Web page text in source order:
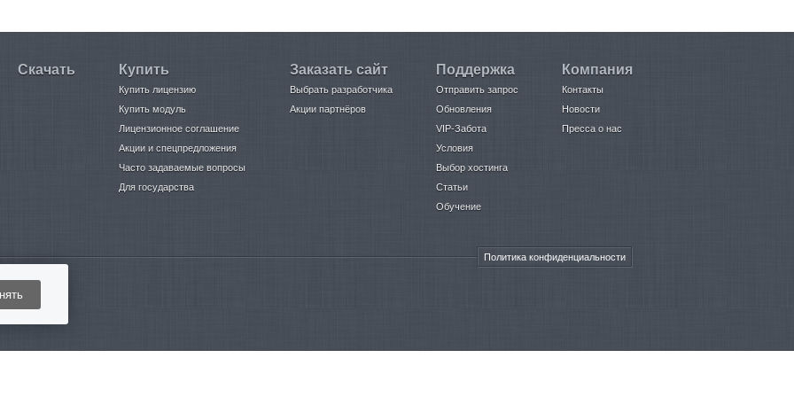
Скачать Купить
Купить лицензию
Купить модуль
Лицензионное соглашение
Акции и спецпредложения
Часто задаваемые вопросы
Для государства
Заказать сайт
Выбрать разработчика
Акции партнёров
Поддержка
Отправить запрос
Обновления
VIP-Забота
Условия
Выбор хостинга
Статьи
Обучение
Компания
Контакты
Новости
Пресса о нас
Политика конфиденциальности